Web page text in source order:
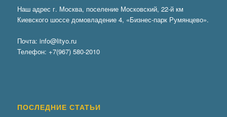
Наш адрес г. Москва, поселение Московский, 22-й км
Киевского шоссе домовладение 4, «Бизнес-парк Румянцево».
Почта: info@lityo.ru
Телефон: +7(967) 580-2010
ПОСЛЕДНИЕ СТАТЬИ